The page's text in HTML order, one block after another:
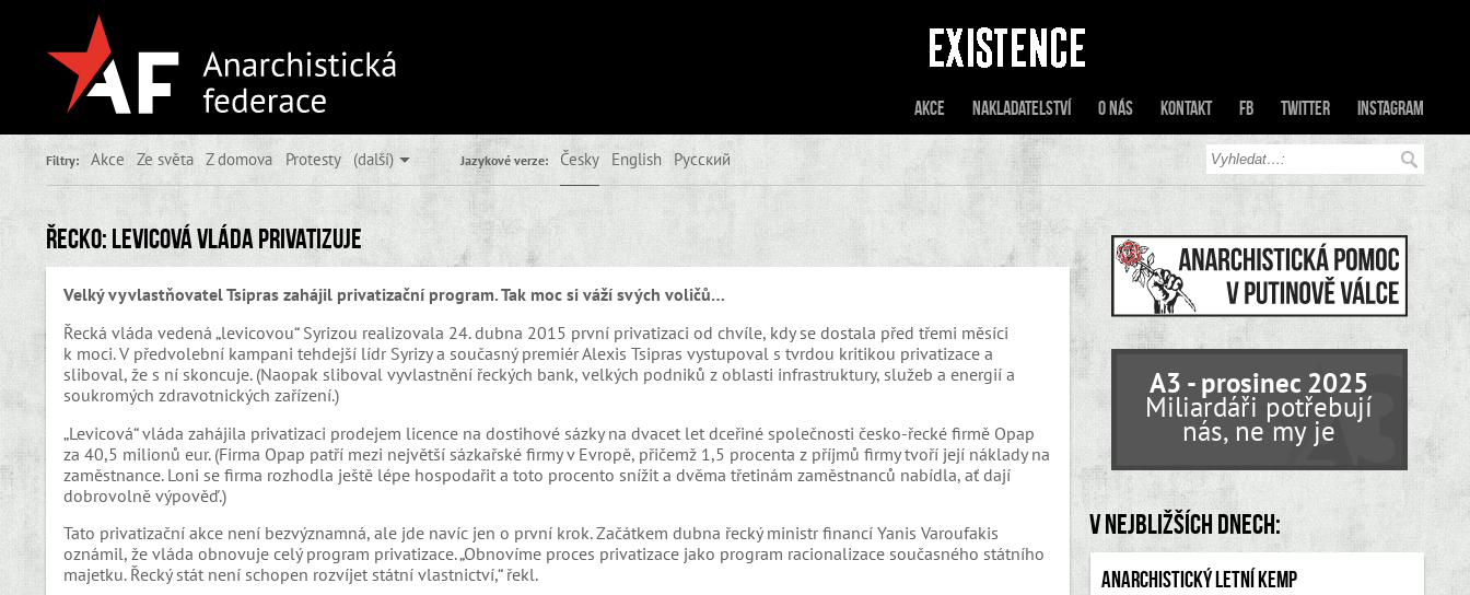
Akce Nakladatelství O nás Kontakt FB Twitter Instagram
Filtry: Akce Ze světa Z domova Protesty (další) Jazykové verze: Česky English Русский
Řecko: Levicová vláda privatizuje
Velký vyvlastňovatel Tsipras zahájil privatizační program. Tak moc si váží svých voličů…
Řecká vláda vedená „levicovou“ Syrizou realizovala 24. dubna 2015 první privatizaci od chvíle, kdy se dostala před třemi měsíci
k moci. V předvolební kampani tehdejší lídr Syrizy a současný premiér Alexis Tsipras vystupoval s tvrdou kritikou privatizace a
sliboval, že s ní skoncuje. (Naopak sliboval vyvlastnění řeckých bank, velkých podniků z oblasti infrastruktury, služeb a energií a
soukromých zdravotnických zařízení.)
„Levicová“ vláda zahájila privatizaci prodejem licence na dostihové sázky na dvacet let dceřiné společnosti česko-řecké firmě Opap
za 40,5 milionů eur. (Firma Opap patří mezi největší sázkařské firmy v Evropě, přičemž 1,5 procenta z příjmů firmy tvoří její náklady na
zaměstnance. Loni se firma rozhodla ještě lépe hospodařit a toto procento snížit a dvěma třetinám zaměstnanců nabídla, ať dají
dobrovolně výpověď.)
Tato privatizační akce není bezvýznamná, ale jde navíc jen o první krok. Začátkem dubna řecký ministr financí Yanis Varoufakis
oznámil, že vláda obnovuje celý program privatizace. „Obnovíme proces privatizace jako program racionalizace současného státního
majetku. Řecký stát není schopen rozvíjet státní vlastnictví,“ řekl.
A3 - prosinec 2025
Miliardáři potřebují
nás, ne my je
V nejbližších dnech:
Anarchistický letní kemp